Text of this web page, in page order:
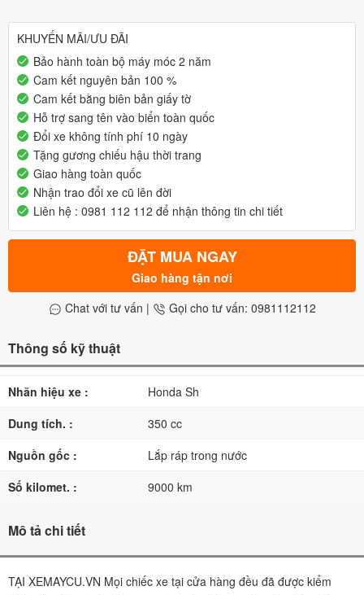
KHUYẾN MÃI/ƯU ĐÃI
Bảo hành toàn bộ máy móc 2 năm
Cam kết nguyên bản 100 %
Cam kết bằng biên bản giấy tờ
Hỗ trợ sang tên vào biển toàn quốc
Đổi xe không tính phí 10 ngày
Tặng gương chiếu hậu thời trang
Giao hàng toàn quốc
Nhận trao đổi xe cũ lên đời
Liên hệ : 0981 112 112 để nhận thông tin chi tiết
ĐẶT MUA NGAY
Giao hàng tận nơi
Chat với tư vấn | Gọi cho tư vấn: 0981112112
Thông số kỹ thuật
Nhãn hiệu xe :
Honda Sh
Dung tích. :
350 cc
Nguồn gốc :
Lắp ráp trong nước
Số kilomet. :
9000 km
Mô tả chi tiết
TẠI XEMAYCU.VN Mọi chiếc xe tại cửa hàng đều đã được kiểm